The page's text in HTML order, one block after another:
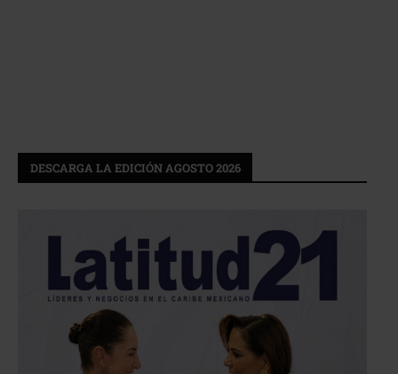
DESCARGA LA EDICIÓN AGOSTO 2026